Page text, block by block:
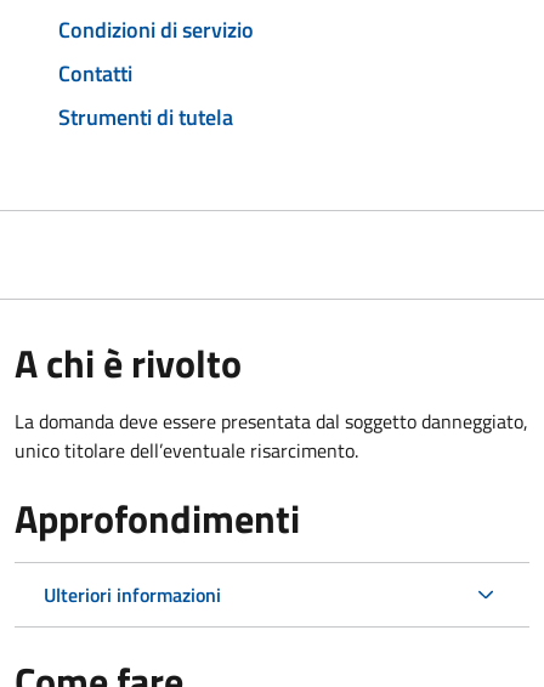
Condizioni di servizio
Contatti
Strumenti di tutela
A chi è rivolto
La domanda deve essere presentata dal soggetto danneggiato,
unico titolare dell’eventuale risarcimento.
Approfondimenti
Ulteriori informazioni